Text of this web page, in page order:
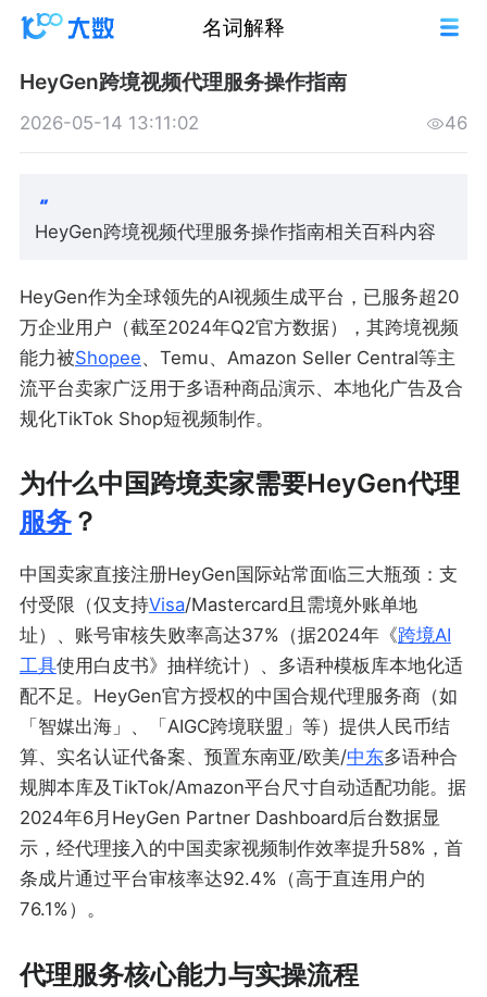
名词解释
HeyGen跨境视频代理服务操作指南
2026-05-14 13:11:02 46
HeyGen跨境视频代理服务操作指南相关百科内容
HeyGen作为全球领先的AI视频生成平台，已服务超20
万企业用户（截至2024年Q2官方数据），其跨境视频
能力被Shopee、Temu、Amazon Seller Central等主
流平台卖家广泛用于多语种商品演示、本地化广告及合
规化TikTok Shop短视频制作。
为什么中国跨境卖家需要HeyGen代理
服务？
中国卖家直接注册HeyGen国际站常面临三大瓶颈：支
付受限（仅支持Visa/Mastercard且需境外账单地
址）、账号审核失败率高达37%（据2024年《跨境AI
工具使用白皮书》抽样统计）、多语种模板库本地化适
配不足。HeyGen官方授权的中国合规代理服务商（如
「智媒出海」、「AIGC跨境联盟」等）提供人民币结
算、实名认证代备案、预置东南亚/欧美/中东多语种合
规脚本库及TikTok/Amazon平台尺寸自动适配功能。据
2024年6月HeyGen Partner Dashboard后台数据显
示，经代理接入的中国卖家视频制作效率提升58%，首
条成片通过平台审核率达92.4%（高于直连用户的
76.1%）。
代理服务核心能力与实操流程